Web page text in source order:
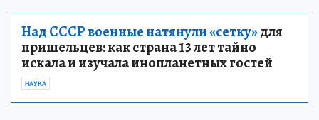
Над СССР военные натянули «сетку»для
пришельцев: как страна 13 лет тайно
искала и изучала инопланетных гостей
НАУКА